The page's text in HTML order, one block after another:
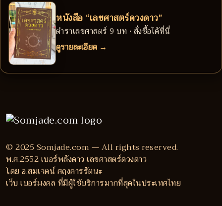
หนังสือ “เลขศาสตร์ดวงดาว”
ตำราเลขศาสตร์ 9 บท • สั่งซื้อได้ที่นี่
ดูรายละเอียด →
© 2025 Somjade.com — All rights reserved.
พ.ศ.2552 เบอร์พลังดาว เลขศาสตร์ดวงดาว
โดย อ.สมเจตน์ ศฤงคารรัตนะ
เว็บ เบอร์มงคล ที่มีผู้ใช้บริการมากที่สุดในประเทศไทย